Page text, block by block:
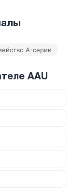
A-серии
AAU